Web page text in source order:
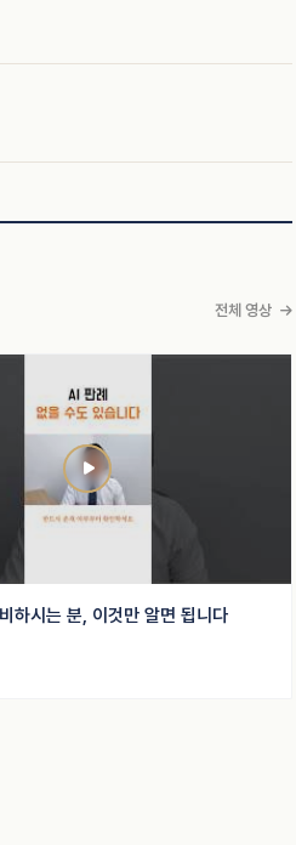
전체 영상
하시는 분, 이것만 알면 됩니다